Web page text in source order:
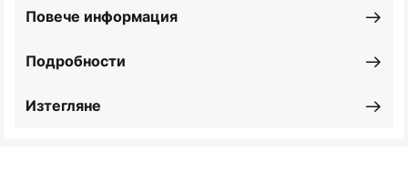
Подробности
Повече информация
Изтегляне